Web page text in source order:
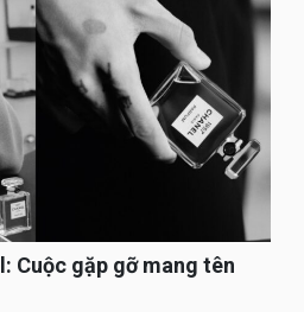
Cuộc gặp gỡ mang tên